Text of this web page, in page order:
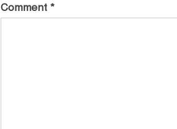
Comment *